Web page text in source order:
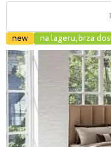
new na lageru, brza